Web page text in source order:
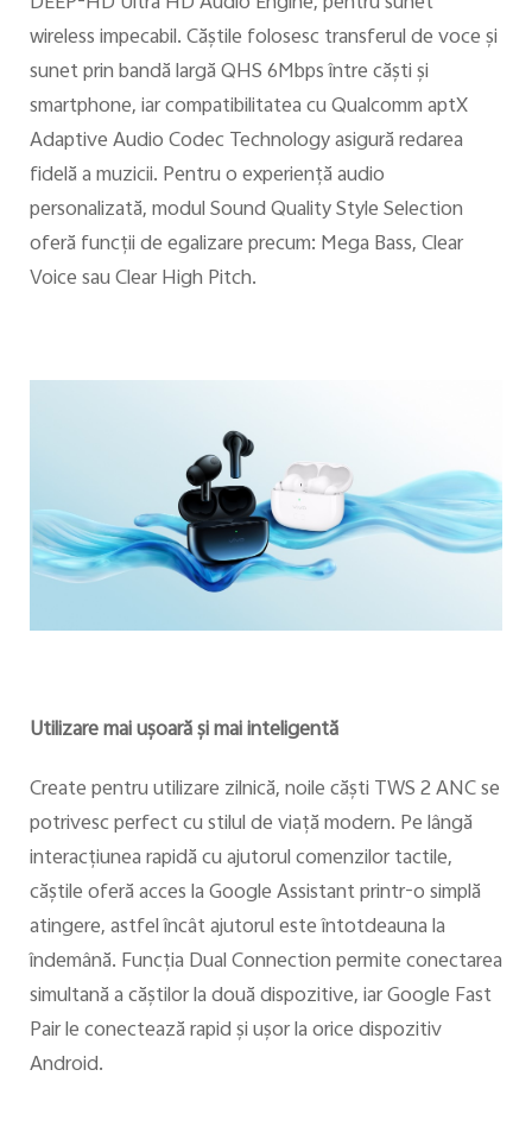
wireless impecabil. Căştile folosesc transferul de voce și
sunet prin bandă largă QHS 6Mbps între căşti şi
smartphone, iar compatibilitatea cu Qualcomm aptX
Adaptive Audio Codec Technology asigură redarea
fidelă a muzicii. Pentru o experienţă audio
personalizată, modul Sound Quality Style Selection
oferă funcţii de egalizare precum: Mega Bass, Clear
Voice sau Clear High Pitch.
Utilizare mai uşoară şi mai inteligentă
Create pentru utilizare zilnică, noile căşti TWS 2 ANC se
potrivesc perfect cu stilul de viaţă modern. Pe lângă
interacţiunea rapidă cu ajutorul comenzilor tactile,
căştile oferă acces la Google Assistant printr-o simplă
atingere, astfel încât ajutorul este întotdeauna la
îndemână. Funcţia Dual Connection permite conectarea
simultană a căştilor la două dispozitive, iar Google Fast
Pair le conectează rapid şi uşor la orice dispozitiv
Android.